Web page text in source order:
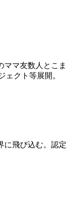
マ友数人とこ
クト等展開。
飛び込む。認